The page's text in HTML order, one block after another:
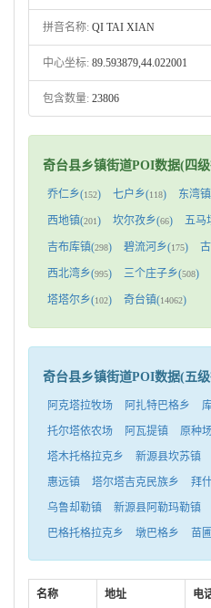
拼音名称: QI TAI XIAN
中心坐标: 89.593879,44.022001
包含数量: 23806
奇台县乡镇街道POI数据(四
乔仁乡(152) 七户乡(118) 东湾
西地镇(201) 坎尔孜乡(66) 五马
吉布库镇(298) 碧流河乡(175)
西北湾乡(995) 三个庄子乡(508)
塔塔尔乡(102) 奇台镇(14062)
奇台县乡镇街道POI数据(五
阿克塔拉牧场 阿扎特巴格乡
托尔塔依农场
阿瓦提镇 原种
塔木托格拉克乡
新源县坎苏镇
惠远镇
塔尔塔吉克民族乡 拜
乌鲁却勒镇
新源县阿勒玛勒镇
巴格托格拉克乡
墩巴格乡 苗圃
名称 地址 电